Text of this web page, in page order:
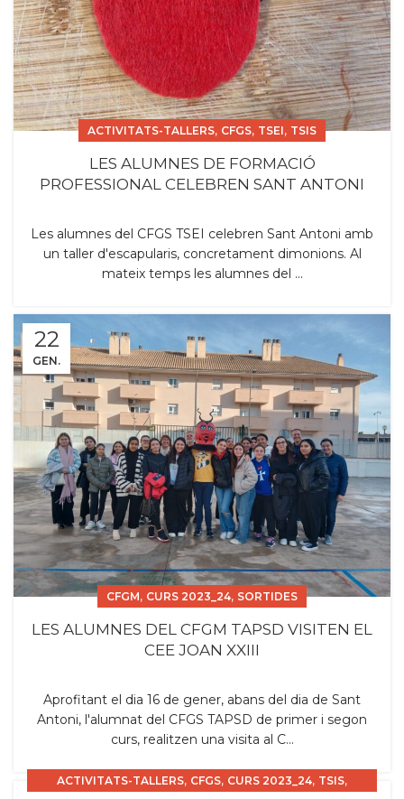
ACTIVITATS-TALLERS, CFGS, TSEI, TSIS
LES ALUMNES DE FORMACIÓ
PROFESSIONAL CELEBREN SANT ANTONI
Les alumnes del CFGS TSEI celebren Sant Antoni amb
un taller d'escapularis, concretament dimonions. Al
mateix temps les alumnes del ...
22
GEN.
CFGM, CURS 2023_24, SORTIDES
LES ALUMNES DEL CFGM TAPSD VISITEN EL
CEE JOAN XXIII
Aprofitant el dia 16 de gener, abans del dia de Sant
Antoni, l'alumnat del CFGS TAPSD de primer i segon
curs, realitzen una visita al C...
ACTIVITATS-TALLERS, CFGS, CURS 2023_24, TSIS,